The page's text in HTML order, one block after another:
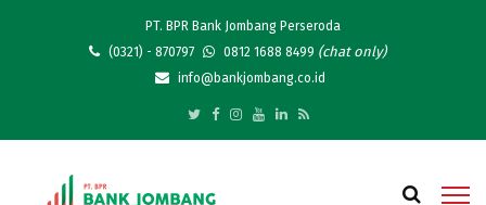
PT. BPR Bank Jombang Perseroda
(0321) - 870797
0812 1688 8499 (chat only)
info@bankjombang.co.id